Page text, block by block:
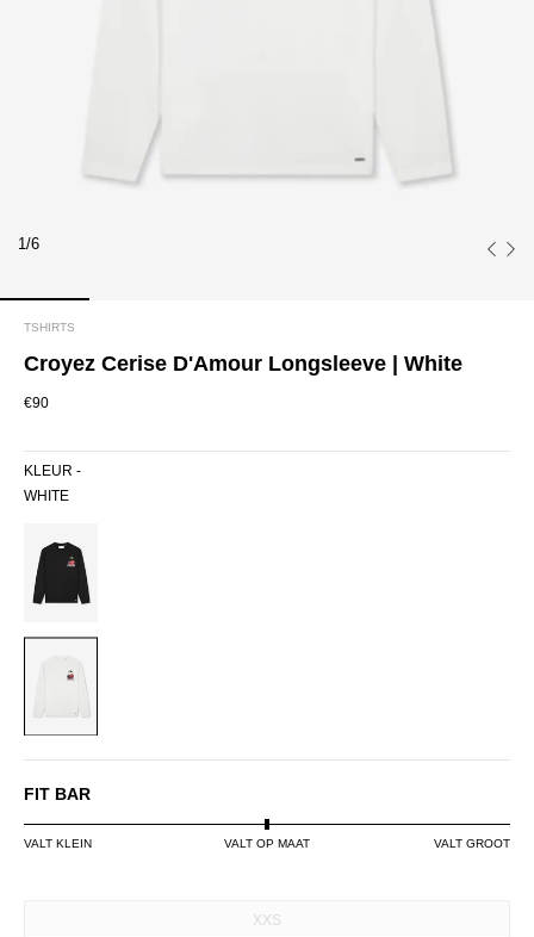
1/6
TSHIRTS
Croyez Cerise D'Amour Longsleeve | White
€90
KLEUR -
WHITE
BLACK
FIT BAR
VALT KLEIN VALT OP MAAT VALT GROOT
XXS